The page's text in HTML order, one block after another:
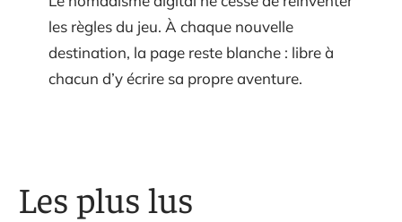
les règles du jeu. À chaque nouvelle
destination, la page reste blanche : libre à
chacun d’y écrire sa propre aventure.
Les plus lus